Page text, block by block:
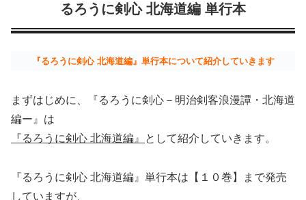
るろうに剣心 北海道編 単行本
『るろうに剣心 北海道編』単行本について紹介していきます
まずはじめに、『るろうに剣心－明治剣客浪漫譚・北海道
編ー』は
『るろうに剣心 北海道編』
として紹介していきます。
『るろうに剣心 北海道編』単行本は【１０巻】まで発売
していますが、